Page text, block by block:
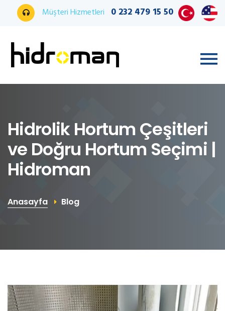
Müşteri Hizmetleri 0 232 479 15 50
Hidrolik Hortum Çeşitleri
ve Doğru Hortum Seçimi |
Hidroman
Anasayfa Blog